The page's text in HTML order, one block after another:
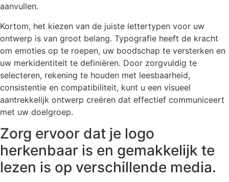
aanvullen.
Kortom, het kiezen van de juiste lettertypen voor uw
ontwerp is van groot belang. Typografie heeft de kracht
om emoties op te roepen, uw boodschap te versterken en
uw merkidentiteit te definiëren. Door zorgvuldig te
selecteren, rekening te houden met leesbaarheid,
consistentie en compatibiliteit, kunt u een visueel
aantrekkelijk ontwerp creëren dat effectief communiceert
met uw doelgroep.
Zorg ervoor dat je logo
herkenbaar is en gemakkelijk te
lezen is op verschillende media.